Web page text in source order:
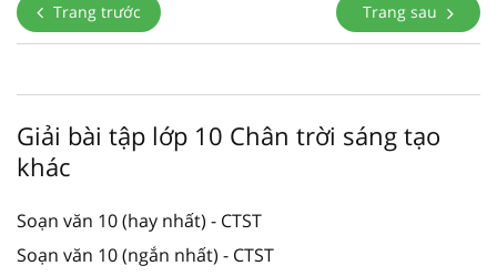
Trang trước Trang sau
Giải bài tập lớp 10 Chân trời sáng tạo
khác
Soạn văn 10 (hay nhất) - CTST
Soạn văn 10 (ngắn nhất) - CTST